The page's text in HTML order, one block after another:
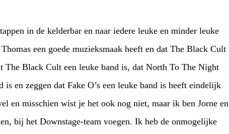
in de kelderbar en naar iedere leuke en minder leuke
een goede muzieksmaak heeft en dat The Black Cult
The Black Cult een leuke band is, dat North To The Night
en zeggen dat Fake O’s een leuke band is heeft eindelijk
en misschien wist je het ook nog niet, maar ik ben Jorne en
bij het Downstage-team voegen. Ik heb de onmogelijke